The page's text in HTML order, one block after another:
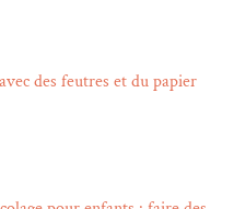
des feutres et du papier